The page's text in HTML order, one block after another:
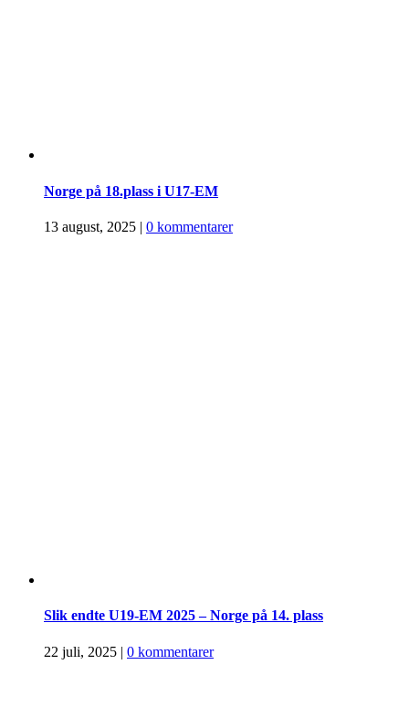
Norge på 18.plass i U17-EM
13 august, 2025 | 0 kommentarer
Slik endte U19-EM 2025 – Norge på 14. plass
22 juli, 2025 | 0 kommentarer